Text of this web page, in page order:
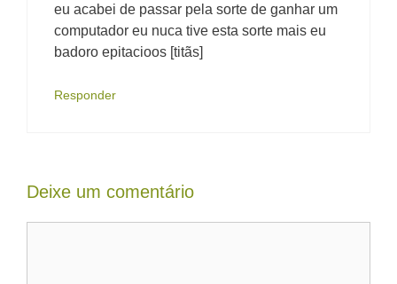
eu acabei de passar pela sorte de ganhar um
computador eu nuca tive esta sorte mais eu
badoro epitacioos [titãs]
Responder
Deixe um comentário